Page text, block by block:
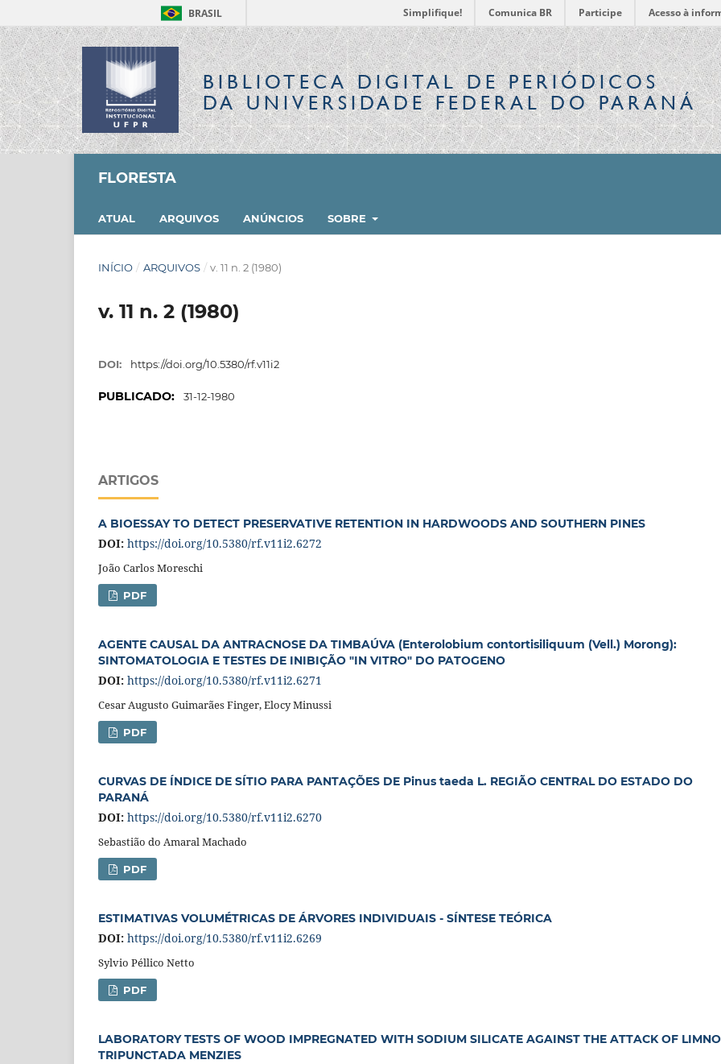
BRASIL Simplifique! Comunica BR Participe Acesso à
BIBLIOTECA DIGITALDE PERIÓDICOS
DA UNIVERSIDADE FEDERAL DO PARANÁ
FLORESTA
ATUAL ARQUIVOS ANÚNCIOS SOBRE
INÍCIO / ARQUIVOS / v. 11 n. 2 (1980)
v. 11 n. 2 (1980)
DOI: https://doi.org/10.5380/rf.v11i2
PUBLICADO: 31-12-1980
ARTIGOS
A BIOESSAY TO DETECT PRESERVATIVE RETENTION IN HARDWOODS AND SOUTHERN PINES
DOI: https://doi.org/10.5380/rf.v11i2.6272
João Carlos Moreschi
PDF
AGENTE CAUSAL DA ANTRACNOSE DA TIMBAÚVA (Enterolobium contortisiliquum (Vell.) Morong):
SINTOMATOLOGIA E TESTES DE INIBIÇÃO "IN VITRO" DO PATOGENO
DOI: https://doi.org/10.5380/rf.v11i2.6271
Cesar Augusto Guimarães Finger, Elocy Minussi
PDF
CURVAS DE ÍNDICE DE SÍTIO PARA PANTAÇÕES DE Pinus taeda L. REGIÃO CENTRAL DO ESTADO DO
PARANÁ
DOI: https://doi.org/10.5380/rf.v11i2.6270
Sebastião do Amaral Machado
PDF
ESTIMATIVAS VOLUMÉTRICAS DE ÁRVORES INDIVIDUAIS - SÍNTESE TEÓRICA
DOI: https://doi.org/10.5380/rf.v11i2.6269
Sylvio Péllico Netto
PDF
LABORATORY TESTS OF WOOD IMPREGNATED WITH SODIUM SILICATE AGAINST THE ATTACK OF
TRIPUNCTADA MENZIES